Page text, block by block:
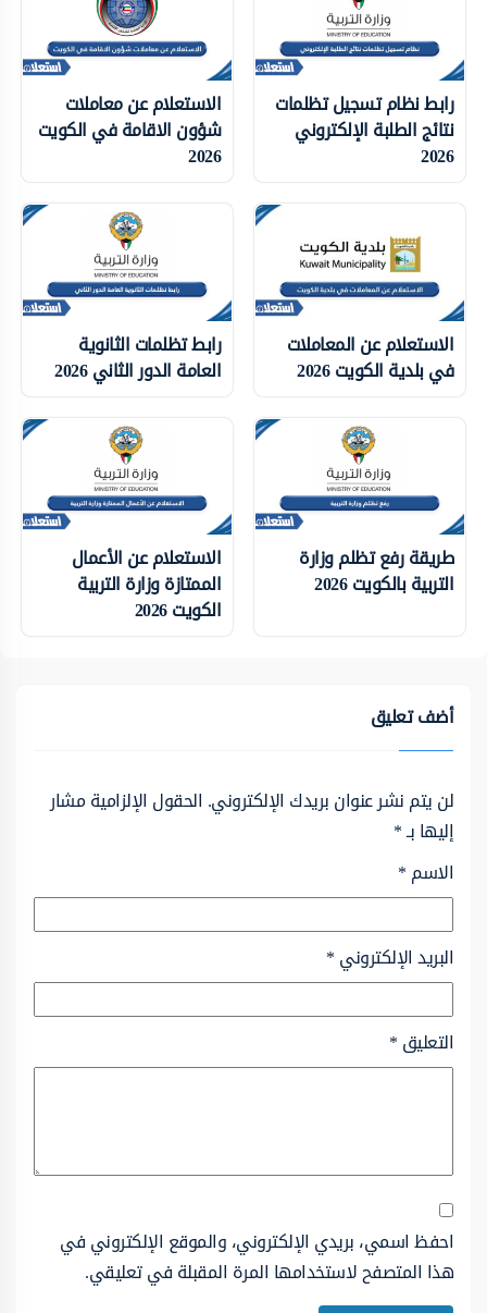
رابط نظام تسجيل تظلمات
نتائج الطلبة الإلكتروني
2026
الاستعلام عن معاملات
شؤون الاقامة في الكويت
2026
الاستعلام عن المعاملات
في بلدية الكويت 2026
رابط تظلمات الثانوية
العامة الدور الثاني 2026
طريقة رفع تظلم وزارة
التربية بالكويت 2026
الاستعلام عن الأعمال
الممتازة وزارة التربية
الكويت 2026
أضف تعليق
لن يتم نشر عنوان بريدك الإلكتروني. الحقول الإلزامية مشار
إليها بـ*
الاسم*
البريد الإلكتروني*
التعليق*
احفظ اسمي، بريدي الإلكتروني، والموقع الإلكتروني في
هذا المتصفح لاستخدامها المرة المقبلة في تعليقي.